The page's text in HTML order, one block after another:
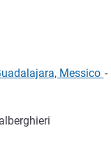
Messico -